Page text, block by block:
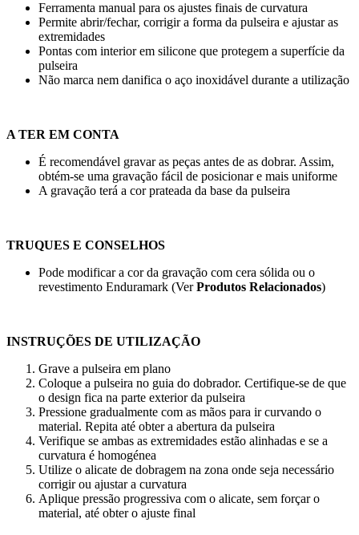
Ferramenta manual para os ajustes finais de curvatura
Permite abrir/fechar, corrigir a forma da pulseira e ajustar as
extremidades
Pontas com interior em silicone que protegem a superfície da
pulseira
Não marca nem danifica o aço inoxidável durante a utilização
A TER EM CONTA
É recomendável gravar as peças antes de as dobrar. Assim,
obtém-se uma gravação fácil de posicionar e mais uniforme
A gravação terá a cor prateada da base da pulseira
TRUQUES E CONSELHOS
Pode modificar a cor da gravação com cera sólida ou o
revestimento Enduramark (VerProdutos Relacionados)
INSTRUÇÕES DE UTILIZAÇÃO
Grave a pulseira em plano
Coloque a pulseira no guia do dobrador. Certifique-se de que
o design fica na parte exterior da pulseira
Pressione gradualmente com as mãos para ir curvando o
material. Repita até obter a abertura da pulseira
Verifique se ambas as extremidades estão alinhadas e se a
curvatura é homogénea
Utilize o alicate de dobragem na zona onde seja necessário
corrigir ou ajustar a curvatura
Aplique pressão progressiva com o alicate, sem forçar o
material, até obter o ajuste final